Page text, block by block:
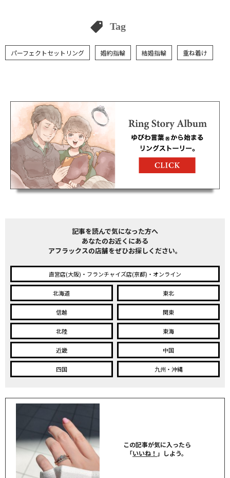
Tag
パーフェクトセットリング 婚約指輪 結婚指輪 重ね着け
記事を読んで気になった方へ
あなたのお近くにある
アフラックスの店舗をぜひお探しください。
直営店(大阪)・フランチャイズ店(京都)・オンライン
北海道 東北
信越 関東
北陸 東海
近畿 中国
四国 九州・沖縄
この記事が気に入ったら
「いいね！ 」しよう。